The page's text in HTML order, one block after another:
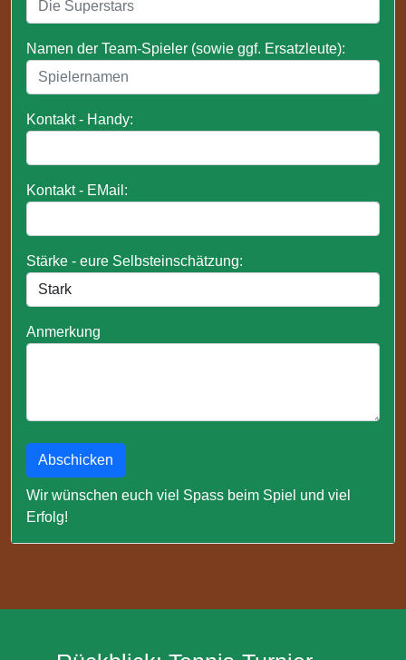
Namen der Team-Spieler (sowie ggf. Ersatzleute):
Kontakt - Handy:
Kontakt - EMail:
Stärke - eure Selbsteinschätzung:
Anmerkung
Abschicken
Wir wünschen euch viel Spass beim Spiel und viel
Erfolg!